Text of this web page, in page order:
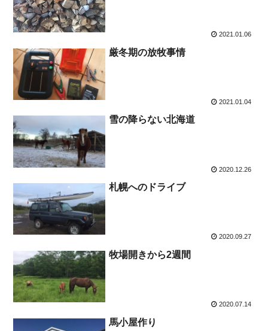
2021.01.06
厳冬期の放牧事情
2021.01.04
雪の降らない北海道
2020.12.26
札幌へのドライブ
2020.09.27
牧場開きから2週間
2020.07.14
馬小屋作り